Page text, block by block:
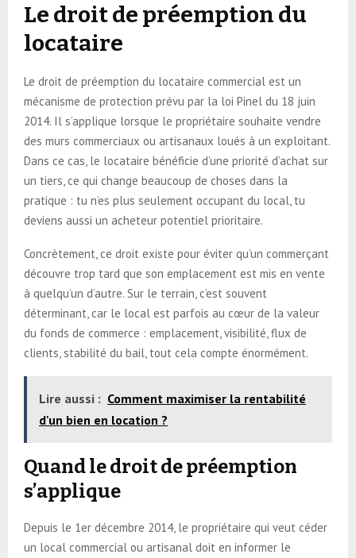
Le droit de préemption du
locataire
Le droit de préemption du locataire commercial est un
mécanisme de protection prévu par la loi Pinel du 18 juin
2014. Il s’applique lorsque le propriétaire souhaite vendre
des murs commerciaux ou artisanaux loués à un exploitant.
Dans ce cas, le locataire bénéficie d’une priorité d’achat sur
un tiers, ce qui change beaucoup de choses dans la
pratique : tu n’es plus seulement occupant du local, tu
deviens aussi un acheteur potentiel prioritaire.
Concrètement, ce droit existe pour éviter qu’un commerçant
découvre trop tard que son emplacement est mis en vente
à quelqu’un d’autre. Sur le terrain, c’est souvent
déterminant, car le local est parfois au cœur de la valeur
du fonds de commerce : emplacement, visibilité, flux de
clients, stabilité du bail, tout cela compte énormément.
Lire aussi : Comment maximiser la rentabilité
d'un bien en location ?
Quand le droit de préemption
s’applique
Depuis le 1er décembre 2014, le propriétaire qui veut céder
un local commercial ou artisanal doit en informer le